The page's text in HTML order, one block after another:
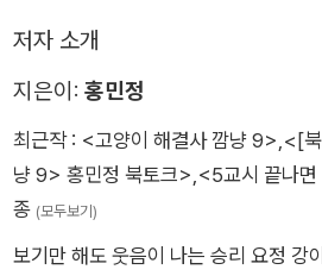
이 계속 사라지자 깜냥이 도둑으로 의
맛있는 피자로 손님들의 입맛을 사로
를 풀 수 있을까?
저자 소개
지은이: 홍민정
최근작 : <고양이 해결사 깜냥 9>,<[
냥 9> 홍민정 북토크>,<5교시 끝나
종 (모두보기)
보기만 해도 웃음이 나는 승리 요정 강